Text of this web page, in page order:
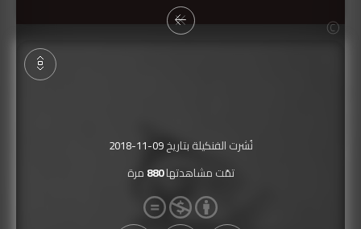
نُشرت الفنكيلة بتاريخ2018-11-09
تمّت مشاهدتها880 مرة